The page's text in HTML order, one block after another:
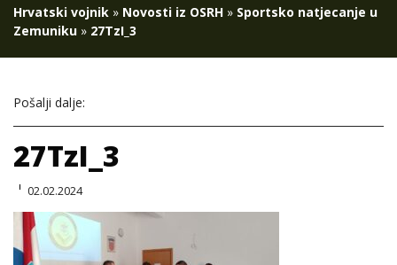
Hrvatski vojnik » Novosti iz OSRH » Sportsko natjecanje u
Zemuniku » 27TzI_3
Pošalji dalje:
27TzI_3
02.02.2024